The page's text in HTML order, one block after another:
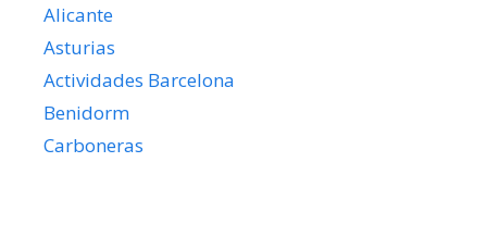
Alicante
Asturias
Actividades Barcelona
Benidorm
Carboneras